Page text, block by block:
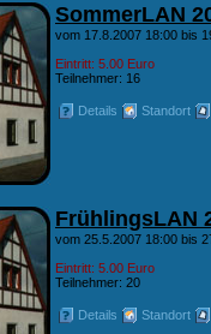
SommerLAN
vom 17.8.2007 18:00 bis
Eintritt: 5.00 Euro
Teilnehmer: 16
Details Standort
FrühlingsLAN
vom 25.5.2007 18:00 bis
Eintritt: 5.00 Euro
Teilnehmer: 20
Details Standort